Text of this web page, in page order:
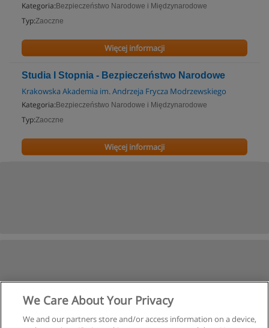
Kategoria: Bezpieczeństwo Narodowe i Międzynarodowe
Typ:Zaoczne
Więcej informacji
Studia I Stopnia - Bezpieczeństwo Narodowe
Krakowska Akademia im. Andrzeja Frycza Modrzewskiego
Kategoria: Bezpieczeństwo Narodowe i Międzynarodowe
Typ:Zaoczne
Więcej informacji
We Care About Your Privacy
We and our partners store and/or access information on a device,